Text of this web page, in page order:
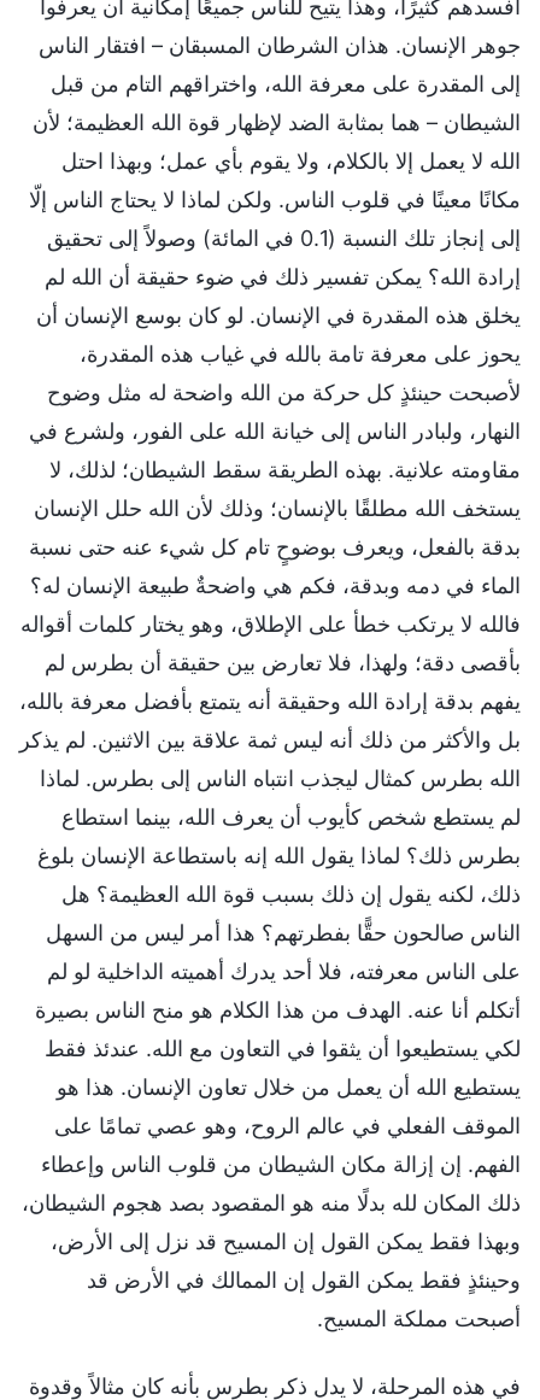
أفسدهم كثيرًا، وهذا يتيح للناس جميعًا إمكانية أن يعرفوا
جوهر الإنسان. هذان الشرطان المسبقان – افتقار الناس
إلى المقدرة على معرفة الله، واختراقهم التام من قبل
الشيطان – هما بمثابة الضد لإظهار قوة الله العظيمة؛ لأن
الله لا يعمل إلا بالكلام، ولا يقوم بأي عمل؛ وبهذا احتل
مكانًا معينًا في قلوب الناس. ولكن لماذا لا يحتاج الناس إلّا
إلى إنجاز تلك النسبة (0.1 في المائة) وصولاً إلى تحقيق
إرادة الله؟ يمكن تفسير ذلك في ضوء حقيقة أن الله لم
يخلق هذه المقدرة في الإنسان. لو كان بوسع الإنسان أن
يحوز على معرفة تامة بالله في غياب هذه المقدرة،
لأصبحت حينئذٍ كل حركة من الله واضحة له مثل وضوح
النهار، ولبادر الناس إلى خيانة الله على الفور، ولشرع في
مقاومته علانية. بهذه الطريقة سقط الشيطان؛ لذلك، لا
يستخف الله مطلقًا بالإنسان؛ وذلك لأن الله حلل الإنسان
بدقة بالفعل، ويعرف بوضوحٍ تام كل شيء عنه حتى نسبة
الماء في دمه وبدقة، فكم هي واضحةٌ طبيعة الإنسان له؟
فالله لا يرتكب خطأ على الإطلاق، وهو يختار كلمات أقواله
بأقصى دقة؛ ولهذا، فلا تعارض بين حقيقة أن بطرس لم
يفهم بدقة إرادة الله وحقيقة أنه يتمتع بأفضل معرفة بالله،
بل والأكثر من ذلك أنه ليس ثمة علاقة بين الاثنين. لم يذكر
الله بطرس كمثال ليجذب انتباه الناس إلى بطرس. لماذا
لم يستطع شخص كأيوب أن يعرف الله، بينما استطاع
بطرس ذلك؟ لماذا يقول الله إنه باستطاعة الإنسان بلوغ
ذلك، لكنه يقول إن ذلك بسبب قوة الله العظيمة؟ هل
الناس صالحون حقًّا بفطرتهم؟ هذا أمر ليس من السهل
على الناس معرفته، فلا أحد يدرك أهميته الداخلية لو لم
أتكلم أنا عنه. الهدف من هذا الكلام هو منح الناس بصيرة
لكي يستطيعوا أن يثقوا في التعاون مع الله. عندئذ فقط
يستطيع الله أن يعمل من خلال تعاون الإنسان. هذا هو
الموقف الفعلي في عالم الروح، وهو عصي تمامًا على
الفهم. إن إزالة مكان الشيطان من قلوب الناس وإعطاء
ذلك المكان لله بدلًا منه هو المقصود بصد هجوم الشيطان،
وبهذا فقط يمكن القول إن المسيح قد نزل إلى الأرض،
وحينئذٍ فقط يمكن القول إن الممالك في الأرض قد
أصبحت مملكة المسيح.
في هذه المرحلة، لا يدل ذكر بطرس بأنه كان مثالاً وقدوة